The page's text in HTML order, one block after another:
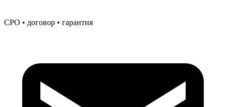
СРО • договор • гарантия